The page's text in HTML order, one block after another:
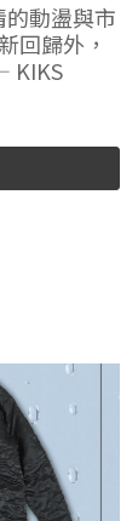
的動盪與市
回歸外，
KIKS